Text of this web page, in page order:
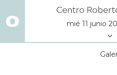
Centro
mié 11 junio